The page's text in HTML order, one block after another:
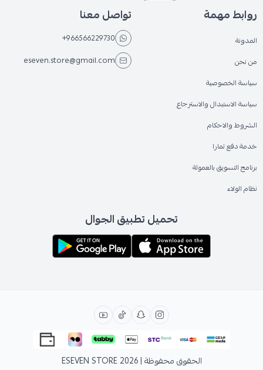
روابط مهمة
المدونة
من نحن
سياسة الخصوصية
سياسة الاستبدال والاسترجاع
الشروط والاحكام
خدمة دفع تمارا
برنامج التسويق بالعمولة
نظام الولاء
تواصل معنا
+966566229730
eseven.store@gmail.com
تحميل تطبيق الجوال
الحقوق محفوظة | 2026 ESEVEN STORE